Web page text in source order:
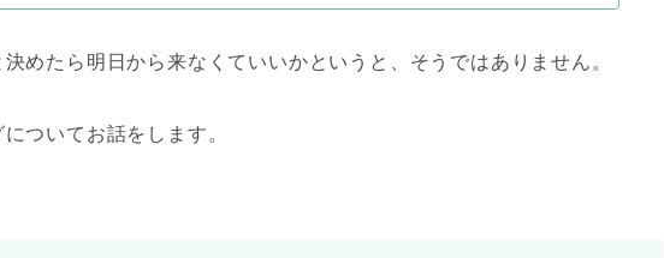
めたら明日から来なくていいかというと、そうではありません。
ついてお話をします。